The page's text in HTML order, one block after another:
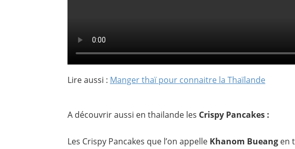
Lire aussi : Manger thaï pour connaitre la Thaïlande
A découvrir aussi en thailande les Crispy Pancakes :
Les Crispy Pancakes que l’on appelle Khanom Bueang en